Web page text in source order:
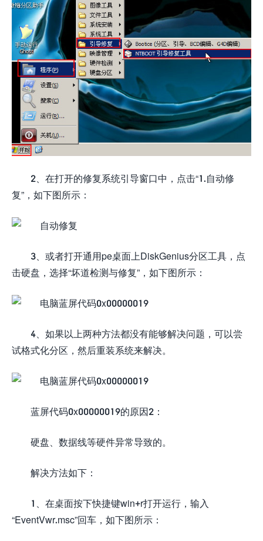
2、在打开的修复系统引导窗口中，点击“1.自动修
复”，如下图所示：
3、或者打开通用pe桌面上DiskGenius分区工具，点
击硬盘，选择“坏道检测与修复”，如下图所示：
4、如果以上两种方法都没有能够解决问题，可以尝
试格式化分区，然后重装系统来解决。
蓝屏代码0x00000019的原因2：
硬盘、数据线等硬件异常导致的。
解决方法如下：
1、在桌面按下快捷键win+r打开运行，输入
“EventVwr.msc”回车，如下图所示：